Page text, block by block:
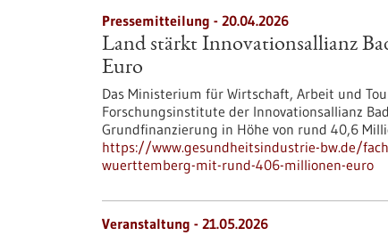
Pressemitteilung - 20.04.2026
Land stärkt Innovationsallianz
Euro
Das Ministerium für Wirtschaft, Arbeit und
Forschungsinstitute der Innovationsallianz
Grundfinanzierung in Höhe von rund 40,6
https://www.gesundheitsindustrie-bw.de/
wuerttemberg-mit-rund-406-millionen-euro
Veranstaltung - 21.05.2026